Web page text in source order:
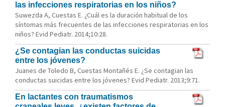
las infecciones respiratorias en los niños?
Suwezda A, Cuestas E. ¿Cuál es la duración habitual de los
síntomas más frecuentes de las infecciones respiratorias en los
niños? Evid Pediatr. 2014;10:28.
¿Se contagian las conductas suicidas
entre los jóvenes?
Juanes de Toledo B, Cuestas Montañés E. ¿Se contagian las
conductas suicidas entre los jóvenes? Evid Pediatr. 2013;9:71.
En lactantes con traumatismos